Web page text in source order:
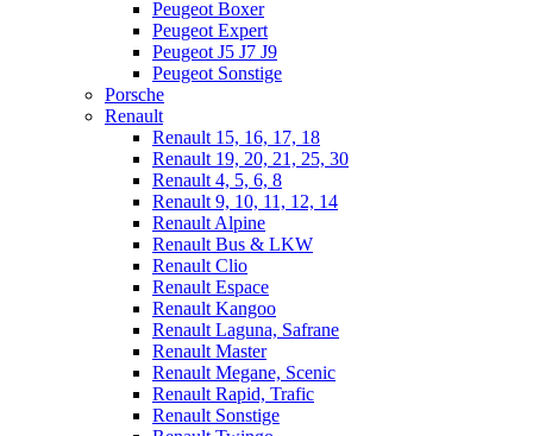
Peugeot Boxer
Peugeot Expert
Peugeot J5 J7 J9
Peugeot Sonstige
Porsche
Renault
Renault 15, 16, 17, 18
Renault 19, 20, 21, 25, 30
Renault 4, 5, 6, 8
Renault 9, 10, 11, 12, 14
Renault Alpine
Renault Bus & LKW
Renault Clio
Renault Espace
Renault Kangoo
Renault Laguna, Safrane
Renault Master
Renault Megane, Scenic
Renault Rapid, Trafic
Renault Sonstige